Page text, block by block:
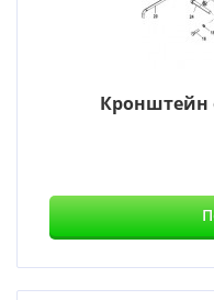
Кронштейн